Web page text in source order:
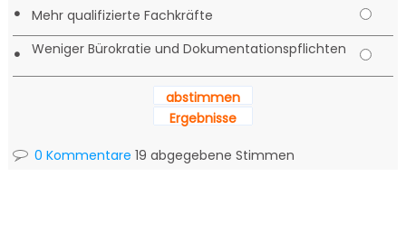
• Mehr qualifizierte Fachkräfte
• Weniger Bürokratie und Dokumentationspflichten
abstimmen
Ergebnisse
0 Kommentare 19 abgegebene Stimmen